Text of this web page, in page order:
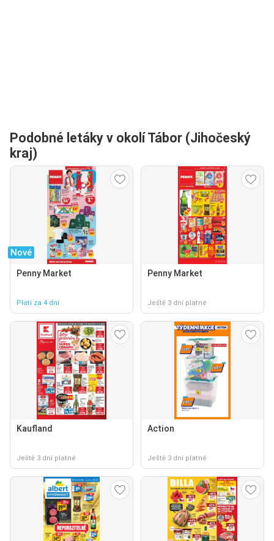
Podobné letáky v okolí Tábor (Jihočeský
kraj)
Nové
Penny Market
Platí za 4 dní
Penny Market
Ještě 3 dní platné
Kaufland
Ještě 3 dní platné
Action
Ještě 3 dní platné